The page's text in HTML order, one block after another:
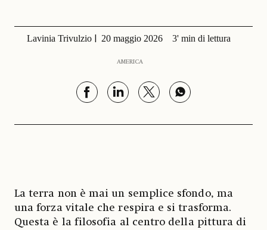
Lavinia Trivulzio 20 maggio 2026 3' min di lettura
AMERICA
La terra non è mai un semplice sfondo, ma
una forza vitale che respira e si trasforma.
Questa è la filosofia al centro della pittura di